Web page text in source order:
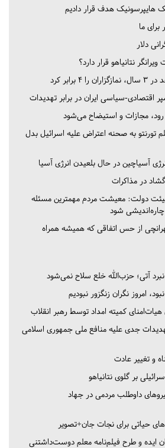
هایپرسونیک هدف قرار دادیم
ما
دلار
نتانیاهو قرار دارد؟
کرد
اقتصادی-سیاسی ایران در برابر تهدیدات
رود، مجازات و استیضاح می‌شود
تورنتو به صحنه اعتراض علیه اسرائیل بدل
آسیاچین در حال بلعیدن انرژی آسیا
در مذاکرات
هیئت دولت: معیشت مردم مهمترین مسئله
چاره‌اندیشی شود
از حس اتفاقی که همیشه همراه
آتی؛ حزب‌الله خلع سلاح نمی‌شود
امروز نگران زنگزور نبودیم
کمیته امداد توسط رهبر انقلاب
جدی علیه منافع ملی جمهوری اسلامی
و تغییر عادت
بر گلوی نتانیاهو
داوطلب مردمی در جهاد
حیاتی برای نجات جان+تصویر
ایده و طرح فیلم‌نامه معلم دوست‌داشتنی